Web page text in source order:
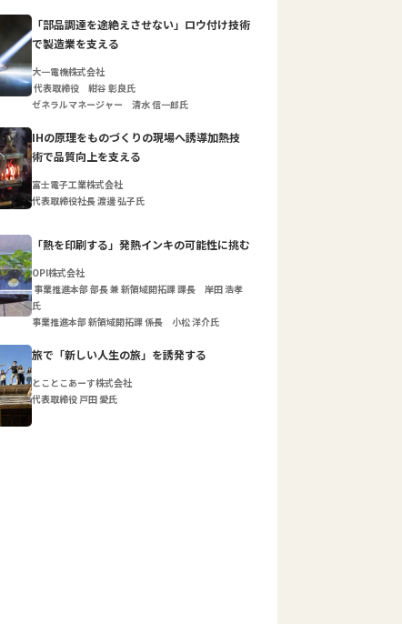
「部品調達を途絶えさせない」ロウ付け技術
で製造業を支える
大一電機株式会社
代表取締役 紺谷 彰良氏
ゼネラルマネージャー 清水 信一郎氏
IHの原理をものづくりの現場へ誘導加熱技
術で品質向上を支える
富士電子工業株式会社
代表取締役社長 渡邊 弘子氏
「熱を印刷する」発熱インキの可能性に挑む
OPI株式会社
事業推進本部 部長 兼 新領域開拓課 課長 岸田 浩孝
氏
事業推進本部 新領域開拓課 係長 小松 洋介氏
旅で「新しい人生の旅」を誘発する
とことこあーす株式会社
代表取締役 戸田 愛氏